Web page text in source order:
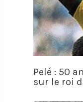
Pelé : 50
sur le roi